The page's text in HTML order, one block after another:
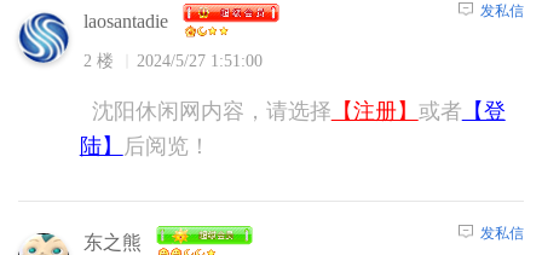
laosantadie
2 楼 2024/5/27 1:51:00
发私信
沈阳休闲网内容，请选择 【注册】 或者 【登
陆】
后阅览！
东之熊 发私信